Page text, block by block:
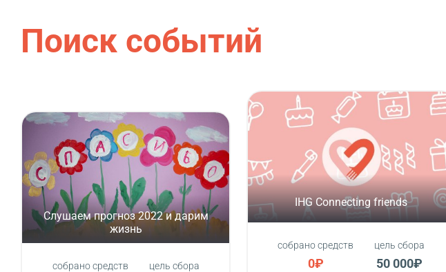
Поиск событий
Слушаем прогноз 2022 и дарим
жизнь
собрано средств цель сбора
IHG Connecting friends
собрано средств
0₽
цель сбора
50 000₽